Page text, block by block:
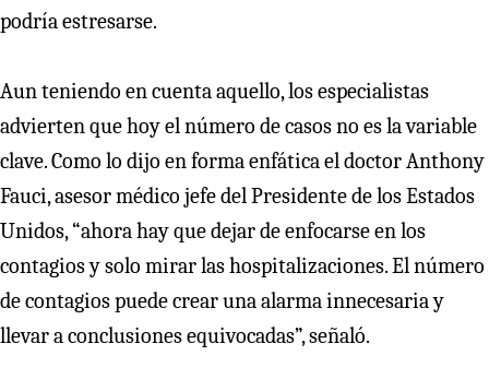
podría estresarse.
Aun teniendo en cuenta aquello, los especialistas
advierten que hoy el número de casos no es la variable
clave. Como lo dijo en forma enfática el doctor Anthony
Fauci, asesor médico jefe del Presidente de los Estados
Unidos, “ahora hay que dejar de enfocarse en los
contagios y solo mirar las hospitalizaciones. El número
de contagios puede crear una alarma innecesaria y
llevar a conclusiones equivocadas”, señaló.